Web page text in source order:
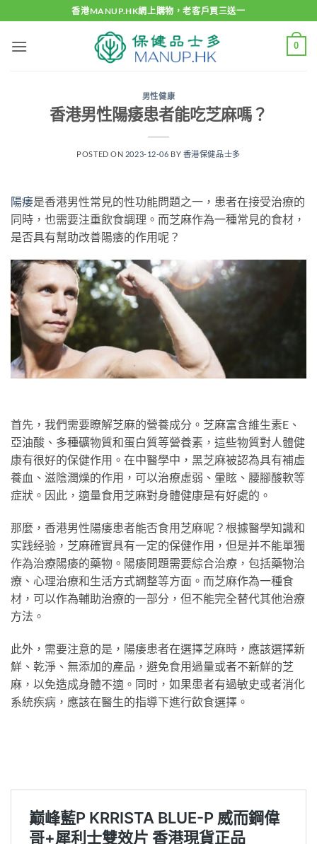
to
content
香港MANUP.HK網上購物，老客戶買三送一
0
男性健康
香港男性陽痿患者能吃芝麻嗎？
POSTED ON 2023-12-06 BY 香港保健品士多
陽痿是香港男性常見的性功能問題之一，患者在接受治療的
同時，也需要注重飲食調理。而芝麻作為一種常見的食材，
是否具有幫助改善陽痿的作用呢？
首先，我們需要瞭解芝麻的營養成分。芝麻富含維生素E、
亞油酸、多種礦物質和蛋白質等營養素，這些物質對人體健
康有很好的保健作用。在中醫學中，黑芝麻被認為具有補虛
養血、滋陰潤燥的作用，可以治療虛弱、暈眩、腰腳酸軟等
症狀。因此，適量食用芝麻對身體健康是有好處的。
那麼，香港男性陽痿患者能否食用芝麻呢？根據醫學知識和
实践经验，芝麻確實具有一定的保健作用，但是并不能單獨
作為治療陽痿的藥物。陽痿問題需要綜合治療，包括藥物治
療、心理治療和生活方式調整等方面。而芝麻作為一種食
材，可以作為輔助治療的一部分，但不能完全替代其他治療
方法。
此外，需要注意的是，陽痿患者在選擇芝麻時，應該選擇新
鮮、乾淨、無添加的產品，避免食用過量或者不新鮮的芝
麻，以免造成身體不適。同时，如果患者有過敏史或者消化
系統疾病，應該在醫生的指導下進行飲食選擇。